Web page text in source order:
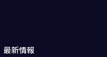
最新情報